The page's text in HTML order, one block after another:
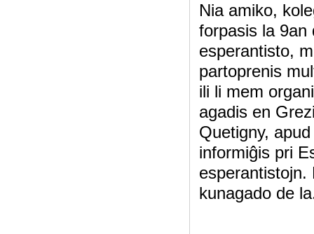
Nia amiko,
forpasis la 9an
esperantisto,
partoprenis
ili li mem
agadis en
Quetigny,
informiĝis pri
esperantistojn.
kunagado de